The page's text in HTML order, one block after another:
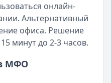
онлайн-
Альтернативный
офиса. Решение
минут до 2-3 часов.
МФО